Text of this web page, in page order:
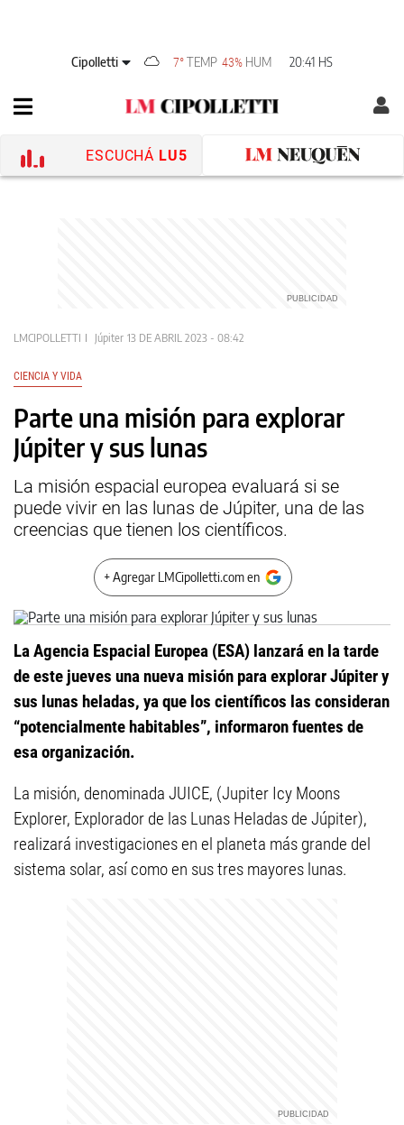
Cipolletti 7° TEMP 43% HUM 20:41 HS
ESCUCHÁ LU5
LMCIPOLLETTI Júpiter 13 DE ABRIL 2023 - 08:42
CIENCIA Y VIDA
Parte una misión para explorar
Júpiter y sus lunas
La misión espacial europea evaluará si se
puede vivir en las lunas de Júpiter, una de las
creencias que tienen los científicos.
+ Agregar LMCipolletti.com en
La Agencia Espacial Europea (ESA) lanzará en la tarde
de este jueves una nueva misión para explorar Júpiter y
sus lunas heladas, ya que los científicos las consideran
“potencialmente habitables”, informaron fuentes de
esa organización.
La misión, denominada JUICE, (Jupiter Icy Moons
Explorer, Explorador de las Lunas Heladas de Júpiter),
realizará investigaciones en el planeta más grande del
sistema solar, así como en sus tres mayores lunas.